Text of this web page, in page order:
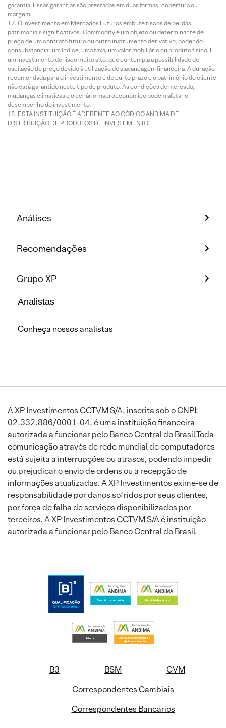
garantia. Essas garantias são prestadas em duas formas: cobertura ou
margem.
O investimento em Mercados Futuros embute riscos de perdas
patrimoniais significativos. Commodity é um objeto ou determinante de
preço de um contrato futuro ou outro instrumento derivativo, podendo
consubstanciar um índice, uma taxa, um valor mobiliário ou produto físico. É
um investimento de risco muito alto, que contempla a possibilidade de
oscilação de preço devido à utilização de alavancagem financeira. A duração
recomendada para o investimento é de curto prazo e o patrimônio do cliente
não está garantido neste tipo de produto. As condições de mercado,
mudanças climáticas e o cenário macroeconômico podem afetar o
desempenho do investimento.
ESTA INSTITUIÇÃO É ADERENTE AO CÓDIGO ANBIMA DE
DISTRIBUIÇÃO DE PRODUTOS DE INVESTIMENTO.
Análises
Recomendações
Grupo XP
Analistas
Conheça nossos analistas
A XP Investimentos CCTVM S/A, inscrita sob o CNPJ:
02.332.886/0001-04, é uma instituição financeira
autorizada a funcionar pelo Banco Central do Brasil.Toda
comunicação através de rede mundial de computadores
está sujeita a interrupções ou atrasos, podendo impedir
ou prejudicar o envio de ordens ou a recepção de
informações atualizadas. A XP Investimentos exime-se de
responsabilidade por danos sofridos por seus clientes,
por força de falha de serviços disponibilizados por
terceiros. A XP Investimentos CCTVM S/A é instituição
autorizada a funcionar pelo Banco Central do Brasil.
B3 BSM
CVM
Correspondentes Cambiais
Correspondentes Bancários